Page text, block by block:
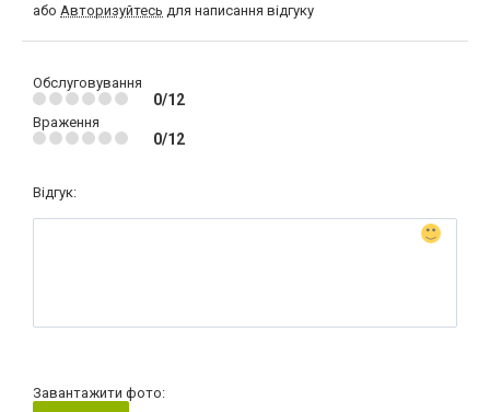
або Авторизуйтесь для написання відгуку
Обслуговування
0/12
Враження
0/12
Відгук:
Завантажити фото: